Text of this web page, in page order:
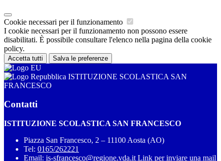
Cookie necessari per il funzionamento
I cookie necessari per il funzionamento non possono essere
disabilitati. È possibile consultare l'elenco nella pagina della cookie
policy.
Accetta tutti Salva le preferenze
ISTITUZIONE SCOLASTICA SAN
FRANCESCO
Contatti
ISTITUZIONE SCOLASTICA SAN FRANCESCO
Piazza San Francesco, 2 – 11100 Aosta (AO)
Tel: 0165/262221
Email: is-sfrancesco@regione.vda.it Link per inviare una mail